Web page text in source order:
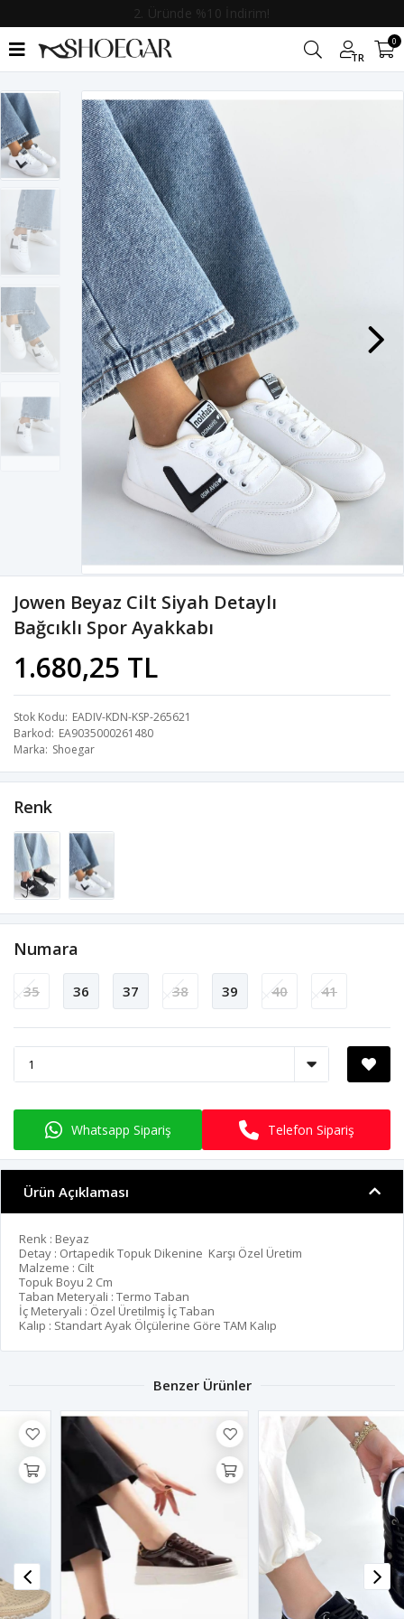
2. Üründe %10 İndirim!
TR
0
Jowen Beyaz Cilt Siyah Detaylı
Bağcıklı Spor Ayakkabı
1.680,25 TL
Stok Kodu EADIV-KDN-KSP-265621
Barkod EA9035000261480
Marka Shoegar
Renk
Numara
35 36 37 38 39 40 41
Whatsapp Sipariş Telefon Sipariş
Ürün Açıklaması
Renk : Beyaz
Detay : Ortapedik Topuk Dikenine Karşı Özel Üretim
Malzeme : Cilt
Topuk Boyu 2 Cm
Taban Meteryali : Termo Taban
İç Meteryali : Özel Üretilmiş İç Taban
Kalıp : Standart Ayak Ölçülerine Göre TAM Kalıp
Benzer Ürünler